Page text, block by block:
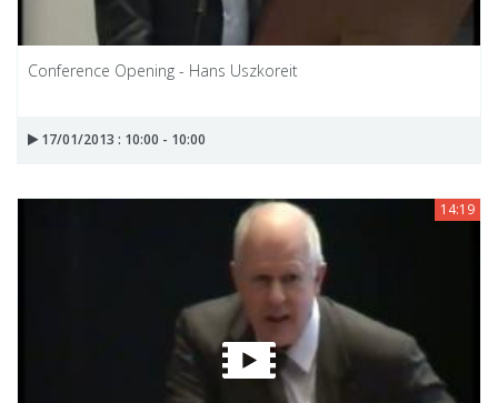
Conference Opening - Hans Uszkoreit
17/01/2013 : 10:00 - 10:00
14:19